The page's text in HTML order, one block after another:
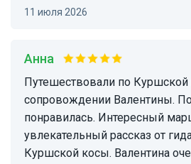
11 июля 2026
Анна
Путешествовали по Куршской косе при
сопровождении Валентины.
понравилась. Интересный
увлекательный рассказ от
Куршской косы. Валентина